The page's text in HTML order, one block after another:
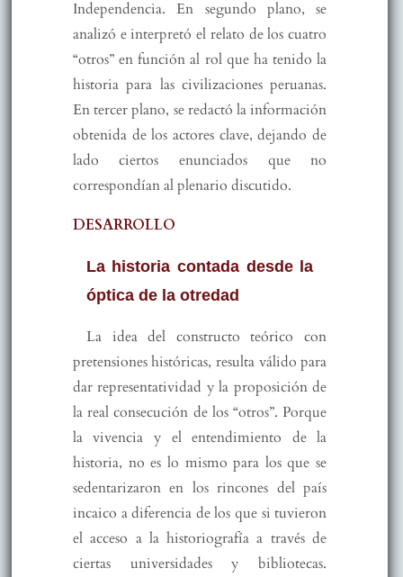
Independencia. En segundo plano, se
analizó e interpretó el relato de los cuatro
“otros” en función al rol que ha tenido la
historia para las civilizaciones peruanas.
En tercer plano, se redactó la información
obtenida de los actores clave, dejando de
lado ciertos enunciados que no
correspondían al plenario discutido.
DESARROLLO
La historia contada desde la
óptica de la otredad
La idea del constructo teórico con
pretensiones históricas, resulta válido para
dar representatividad y la proposición de
la real consecución de los “otros”. Porque
la vivencia y el entendimiento de la
historia, no es lo mismo para los que se
sedentarizaron en los rincones del país
incaico a diferencia de los que si tuvieron
el acceso a la historiografía a través de
ciertas universidades y bibliotecas.